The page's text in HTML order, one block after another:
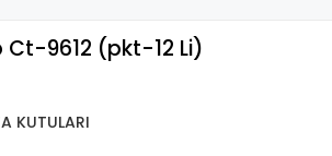
Ct-9612 (pkt-12 Li)
KUTULARI